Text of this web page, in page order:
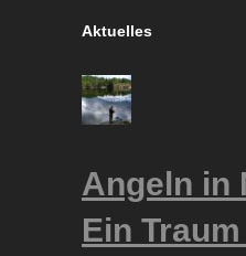
Aktuelles
Angeln in
Ein